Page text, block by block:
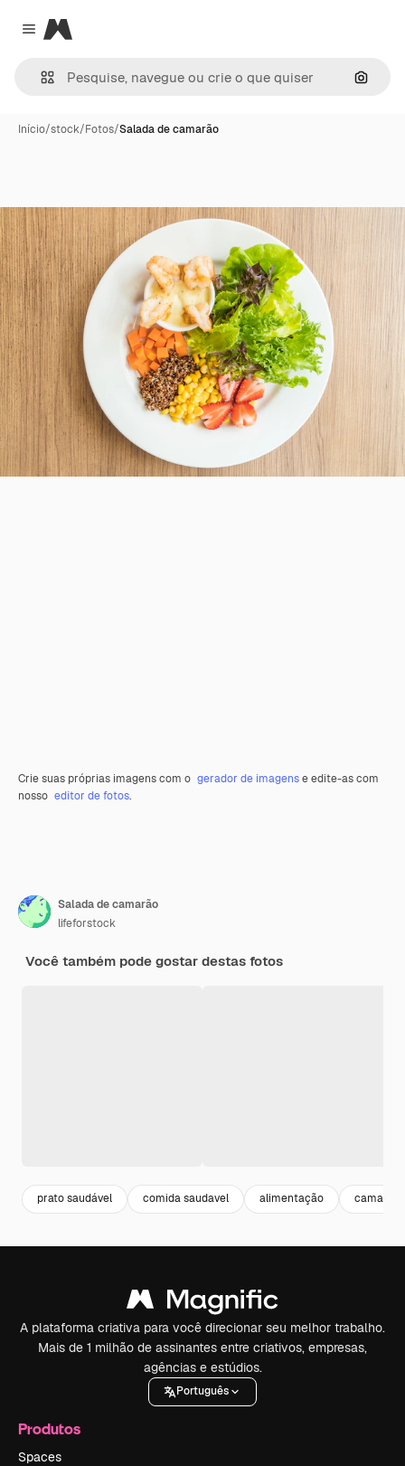
Close menu
Magnific
Início/stock/Fotos/Salada de camarão
Crie suas próprias imagens com o gerador de imagense edite-as com
nosso editor de fotos.
Salada de camarão
lifeforstock
Você também pode gostar destas fotos
prato saudável comida saudavel alimentação camarão
A plataforma criativa para você direcionar seu melhor trabalho.
Mais de 1 milhão de assinantes entre criativos, empresas,
agências e estúdios.
Português
Produtos
Spaces